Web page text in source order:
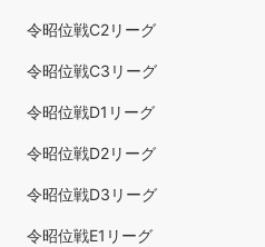
令昭位戦C2リーグ
令昭位戦C3リーグ
令昭位戦D1リーグ
令昭位戦D2リーグ
令昭位戦D3リーグ
令昭位戦E1リーグ